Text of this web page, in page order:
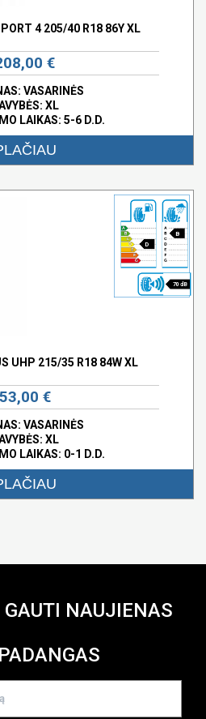
4 205/40 R18 86Y XL
€
VASARINĖS
XL
LAIKAS: 5-6 D.D.
D
B
70 dB
UHP 215/35 R18 84W XL
53,00 €
VASARINĖS
XL
LAIKAS: 0-1 D.D.
GAUTI NAUJIENAS